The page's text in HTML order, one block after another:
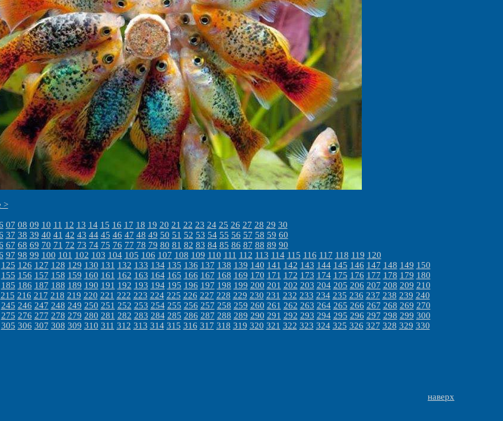
>
07 08 09 10 11 12 13 14 15 16 17 18 19 20 21 22 23 24 25 26 27 28 29 30
37 38 39 40 41 42 43 44 45 46 47 48 49 50 51 52 53 54 55 56 57 58 59 60
67 68 69 70 71 72 73 74 75 76 77 78 79 80 81 82 83 84 85 86 87 88 89 90
97 98 99 100 101 102 103 104 105 106 107 108 109 110 111 112 113 114 115 116 117 118 119 120
125 126 127 128 129 130 131 132 133 134 135 136 137 138 139 140 141 142 143 144 145 146 147 148 149 150
155 156 157 158 159 160 161 162 163 164 165 166 167 168 169 170 171 172 173 174 175 176 177 178 179 180
185 186 187 188 189 190 191 192 193 194 195 196 197 198 199 200 201 202 203 204 205 206 207 208 209 210
215 216 217 218 219 220 221 222 223 224 225 226 227 228 229 230 231 232 233 234 235 236 237 238 239 240
245 246 247 248 249 250 251 252 253 254 255 256 257 258 259 260 261 262 263 264 265 266 267 268 269 270
275 276 277 278 279 280 281 282 283 284 285 286 287 288 289 290 291 292 293 294 295 296 297 298 299 300
305 306 307 308 309 310 311 312 313 314 315 316 317 318 319 320 321 322 323 324 325 326 327 328 329 330
наверх